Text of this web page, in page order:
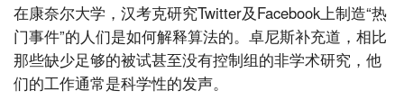
在康奈尔大学，汉考克研究Twitter及Facebook上制造“热
门事件”的人们是如何解释算法的。卓尼斯补充道，相比
那些缺少足够的被试甚至没有控制组的非学术研究，他
们的工作通常是科学性的发声。